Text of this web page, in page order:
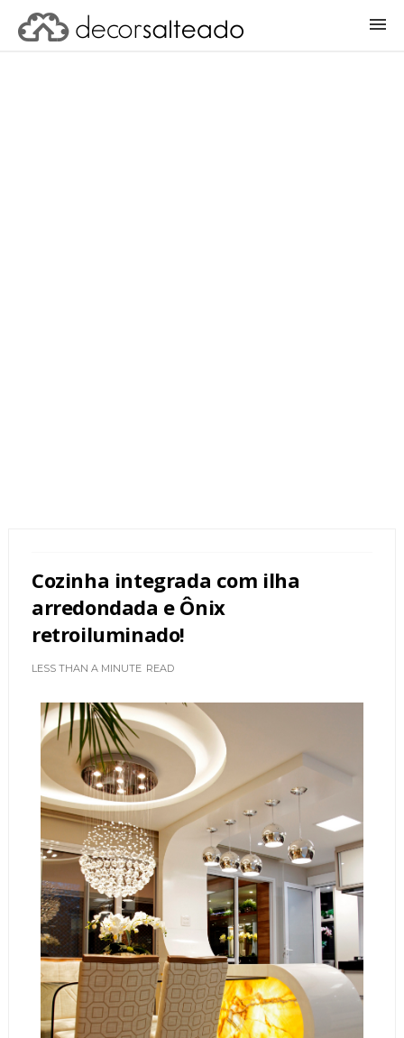
Cozinha integrada com ilha
arredondada e Ônix
retroiluminado!
LESS THAN A MINUTE READ